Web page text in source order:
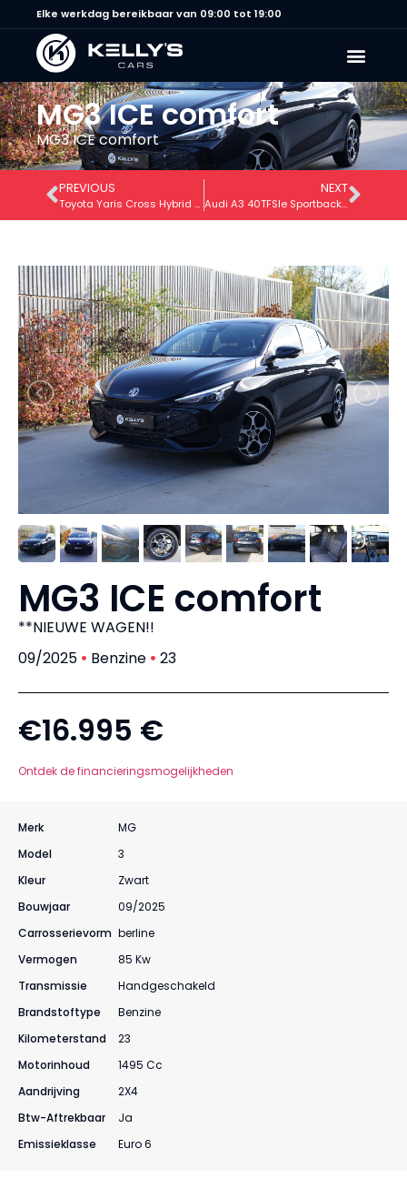
Elke werkdag bereikbaar van 09:00 tot 19:00
MG3 ICE comfort
MG3 ICE comfort
PREVIOUS
Toyota Yaris Cross Hybrid 116 1.5 VVT-i Comfort
NEXT
Audi A3 40TFSIe Sportback S-tronic Plug in
MG3 ICE comfort
**NIEUWE WAGEN!!
09/2025
Benzine 23
€16.995 €
Ontdek de financieringsmogelijkheden
Merk
MG
Model
3
Kleur
Zwart
Bouwjaar
09/2025
Carrosserievorm Berline
Vermogen
85 Kw
Transmissie
Handgeschakeld
Brandstoftype
Benzine
Kilometerstand
23
Motorinhoud
1495 Cc
Aandrijving
2X4
Btw-Aftrekbaar
Ja
Emissieklasse
Euro 6